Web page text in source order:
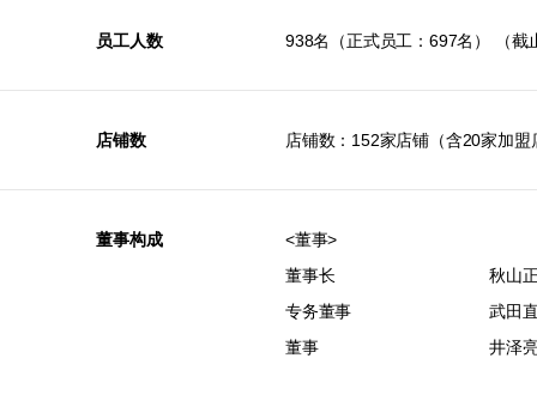
员工人数 938名（正式员工：697名） （截
店铺数 店铺数：152家店铺（含20家加盟
董事构成
<董事>
董事长
秋山
专务董事
武田
董事
井泽